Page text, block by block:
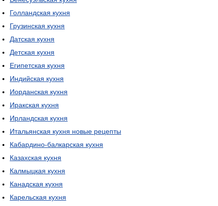
Голландская кухня
Грузинская кухня
Датская кухня
Детская кухня
Египетская кухня
Индийская кухня
Иорданская кухня
Иракская кухня
Ирландская кухня
Итальянская кухня новые рецепты
Кабардино-балкарская кухня
Казахская кухня
Калмыцкая кухня
Канадская кухня
Карельская кухня